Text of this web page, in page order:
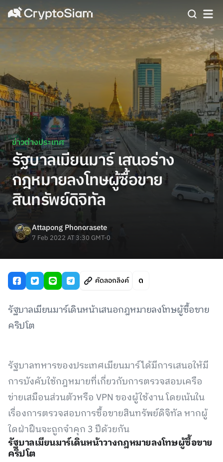
ข่าวต่างประเทศ
รัฐบาลเมียนมาร์ เสนอร่าง
กฎหมายลงโทษผู้ซื้อขาย
สินทรัพย์ดิจิทัล
Attapong Phonorasete
7 Feb 2022 AT 3:30 GMT-0
คัดลอกลิงค์
รัฐบาลเมียนมาร์เดินหน้าเสนอกฎหมายลงโทษผู้ซื้อขาย
คริปโต
รัฐบาลทหารของประเทศเมียนมาร์ได้มีการเสนอให้มี
การบังคับใช้กฎหมายที่เกี่ยวกับการตรวจสอบเครือ
ข่ายเสมือนส่วนตัวหรือ VPN ของผู้ใช้งาน โดยเน้นใน
เรื่องการตรวจสอบการซื้อขายสินทรัพย์ดิจิทัล หากผู้
ใดฝ่าฝืนจะถูกจำคุก 3 ปีด้วยกัน
รัฐบาลเมียนมาร์เดินหน้าวางกฎหมายลงโทษผู้ซื้อขาย
คริปโต